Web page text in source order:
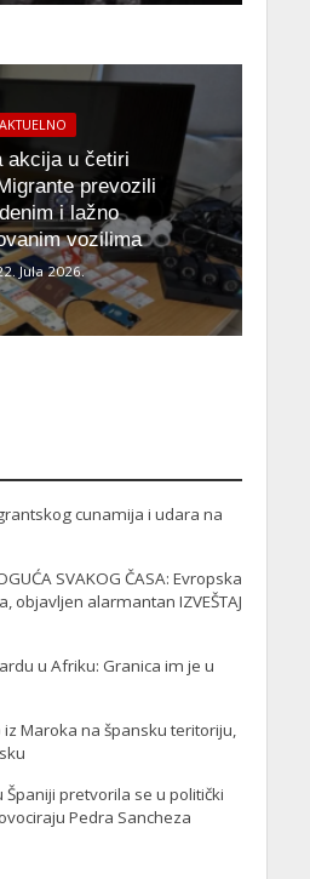
AKTUELNO
akcija u četiri
prevozili
i lažno
vozilima
Jula 2026.
cunamija i udara na
SVAKOG ČASA: Evropska
objavljen alarmantan IZVEŠTAJ
u Afriku: Granica im je u
Maroka na špansku teritoriju,
pretvorila se u politički
Pedra Sancheza